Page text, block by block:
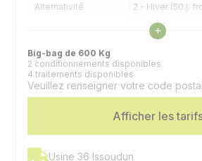
Alternativité 2 - Hiver (50 j.
6 - 1/2 tardif à 1/
Voir les
+
Big-bag de 600 Kg
2 conditionnements disponibles
4 traitements disponibles
Veuillez renseigner votre code
Afficher les
Usine 36 Issoudun